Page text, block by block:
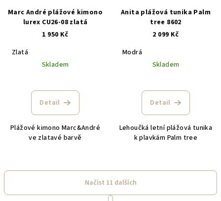
Marc André plážové kimono
lurex CU26-08 zlatá
1 950 Kč
Zlatá
Skladem
Detail
Plážové kimono Marc&André
ve zlatavé barvě
Anita plážová tunika Palm
tree 8602
2 099 Kč
Modrá
Skladem
Detail
Lehoučká letní plážová tunika
k plavkám Palm tree
Načíst 11 dalších